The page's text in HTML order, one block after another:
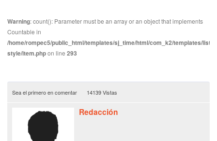
Warning: count(): Parameter must be an array or an object that implements
Countable in
/home/rompec5/public_html/templates/sj_time/html/com_k2/templates/
style/item.phpon line 293
Sea el primero en comentar 14139 Vistas
Redacción